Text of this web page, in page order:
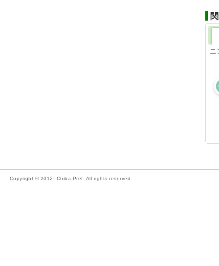
ニ
Copyright © 2012- Chiba Pref. All rights reserved.